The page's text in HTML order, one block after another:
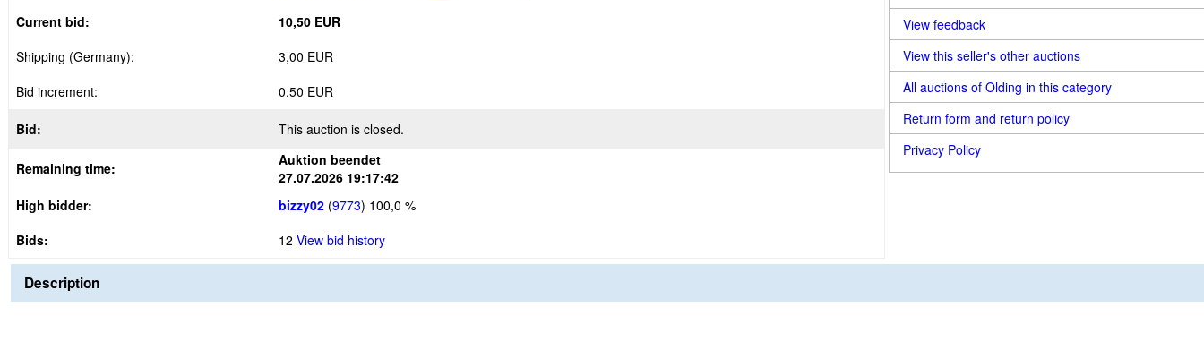
Current bid:
10,50 EUR
Shipping (Germany):
3,00 EUR
Bid increment:
0,50 EUR
Bid: This auction is closed.
Remaining time:
Auktion beendet
27.07.2026 19:17:42
High bidder:
bizzy02 (9773) 100,0 %
Bids:
12 View bid history
View feedback
View this seller's other auctions
All auctions of Olding in this category
Return form and return policy
Privacy Policy
Description